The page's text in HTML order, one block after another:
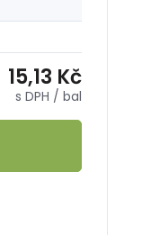
15,13 Kč
s DPH / bal